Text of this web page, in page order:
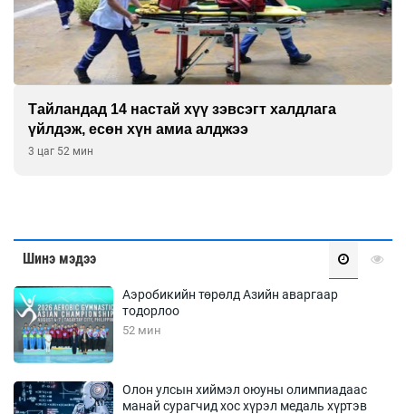
Сарьсан багваахайнууд голын эрэг дагуух
барилга, байгууламжийн дээвэрт үүрлэжээ
4 цаг 52 мин
Шинэ мэдээ
Аэробикийн төрөлд Азийн аваргаар
тодорлоо
52 мин
Олон улсын хиймэл оюуны олимпиадаас
манай сурагчид хос хүрэл медаль хүртэв